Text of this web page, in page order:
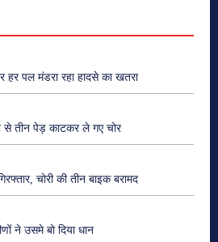
हर पल मंडरा रहा हादसे का खतरा
से तीन पेड़ काटकर ले गए चोर
चोरी की तीन बाइक बरामद
ने उसमे बो दिया धान